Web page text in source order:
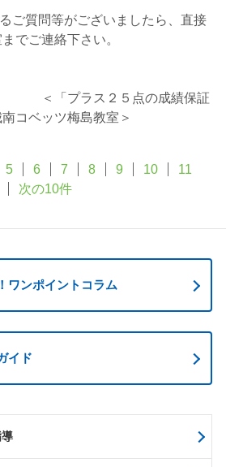
ご質問等がございましたら、直接
でご連絡下さい。
２５点の成績保証
コベッツ梅島教室＞
5 6 7 8 9 10
11
次の10件
ワンポイントコラム
イド